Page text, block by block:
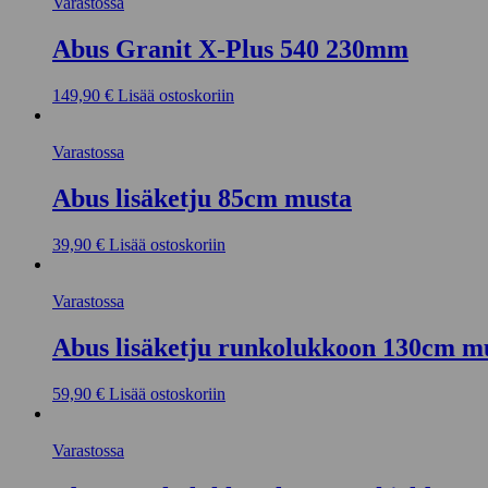
Abus Granit X-Plus 540 230mm
149,90 € Lisää ostoskoriin
Varastossa
Abus lisäketju 85cm musta
39,90 € Lisää ostoskoriin
Varastossa
Abus lisäketju runkolukkoon 130cm
59,90 € Lisää ostoskoriin
Varastossa